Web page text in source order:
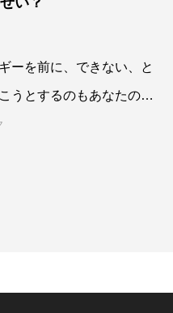
ーを前に、できない、と
うとするのもあなたの選
らないことを「選んでい